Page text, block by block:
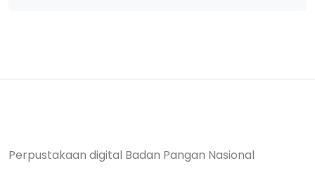
Perpustakaan digital Badan Pangan Nasional